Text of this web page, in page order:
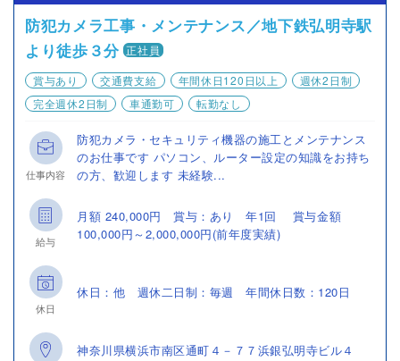
防犯カメラ工事・メンテナンス／地下鉄弘明寺駅
より徒歩３分 正社員
賞与あり
交通費支給 年間休日120日以上
週休2日制
完全週休2日制
車通勤可 転勤なし
仕事内容
防犯カメラ・セキュリティ機器の施工とメンテナンス
のお仕事です パソコン、ルーター設定の知識をお持ち
の方、歓迎します 未経験...
給与
月額 240,000円 賞与：あり 年1回 賞与金額
100,000円～2,000,000円(前年度実績)
休日
休日：他 週休二日制：毎週 年間休日数：120日
神奈川県横浜市南区通町４－７７浜銀弘明寺ビル４